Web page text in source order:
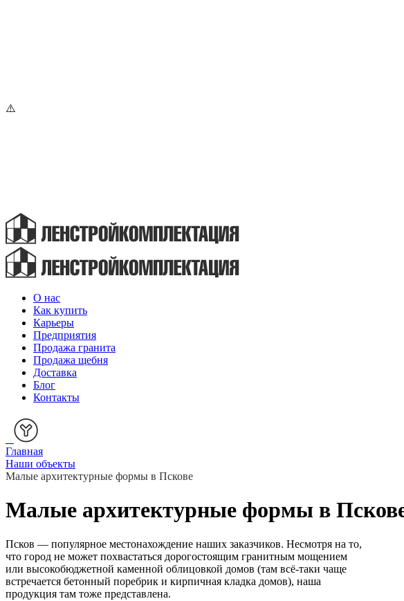
О нас
Как купить
Карьеры
Предприятия
Продажа гранита
Продажа щебня
Доставка
Блог
Контакты
Главная
Наши объекты
Малые архитектурные формы в Пскове
Малые архитектурные формы в
Псков — популярное местонахождение наших заказчиков. Несмотря на то,
что город не может похвастаться дорогостоящим гранитным мощением
или высокобюджетной каменной облицовкой домов (там всё-таки чаще
встречается бетонный поребрик и кирпичная кладка домов), наша
продукция там тоже представлена.